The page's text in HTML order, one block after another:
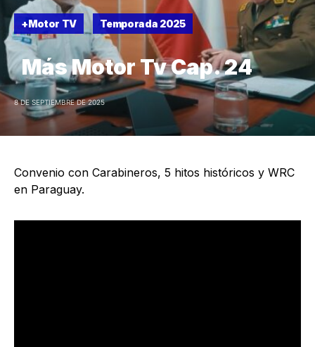
+Motor TV Temporada 2025
Más Motor Tv Cap. 24
8 DE SEPTIEMBRE DE 2025
Convenio con Carabineros, 5 hitos históricos y WRC
en Paraguay.